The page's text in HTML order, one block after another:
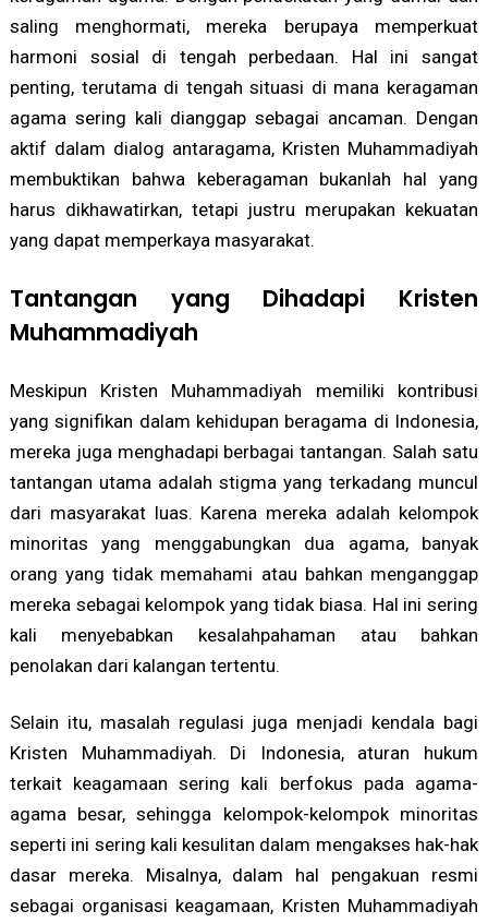
saling menghormati, mereka berupaya memperkuat
harmoni sosial di tengah perbedaan. Hal ini sangat
penting, terutama di tengah situasi di mana keragaman
agama sering kali dianggap sebagai ancaman. Dengan
aktif dalam dialog antaragama, Kristen Muhammadiyah
membuktikan bahwa keberagaman bukanlah hal yang
harus dikhawatirkan, tetapi justru merupakan kekuatan
yang dapat memperkaya masyarakat.
Tantangan yang Dihadapi Kristen
Muhammadiyah
Meskipun Kristen Muhammadiyah memiliki kontribusi
yang signifikan dalam kehidupan beragama di Indonesia,
mereka juga menghadapi berbagai tantangan. Salah satu
tantangan utama adalah stigma yang terkadang muncul
dari masyarakat luas. Karena mereka adalah kelompok
minoritas yang menggabungkan dua agama, banyak
orang yang tidak memahami atau bahkan menganggap
mereka sebagai kelompok yang tidak biasa. Hal ini sering
kali menyebabkan kesalahpahaman atau bahkan
penolakan dari kalangan tertentu.
Selain itu, masalah regulasi juga menjadi kendala bagi
Kristen Muhammadiyah. Di Indonesia, aturan hukum
terkait keagamaan sering kali berfokus pada agama-
agama besar, sehingga kelompok-kelompok minoritas
seperti ini sering kali kesulitan dalam mengakses hak-hak
dasar mereka. Misalnya, dalam hal pengakuan resmi
sebagai organisasi keagamaan, Kristen Muhammadiyah